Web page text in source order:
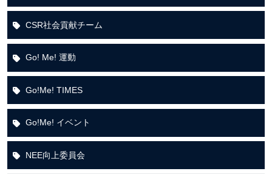
CSR社会貢献チーム
Go! Me! 運動
Go!Me! TIMES
Go!Me! イベント
NEE向上委員会